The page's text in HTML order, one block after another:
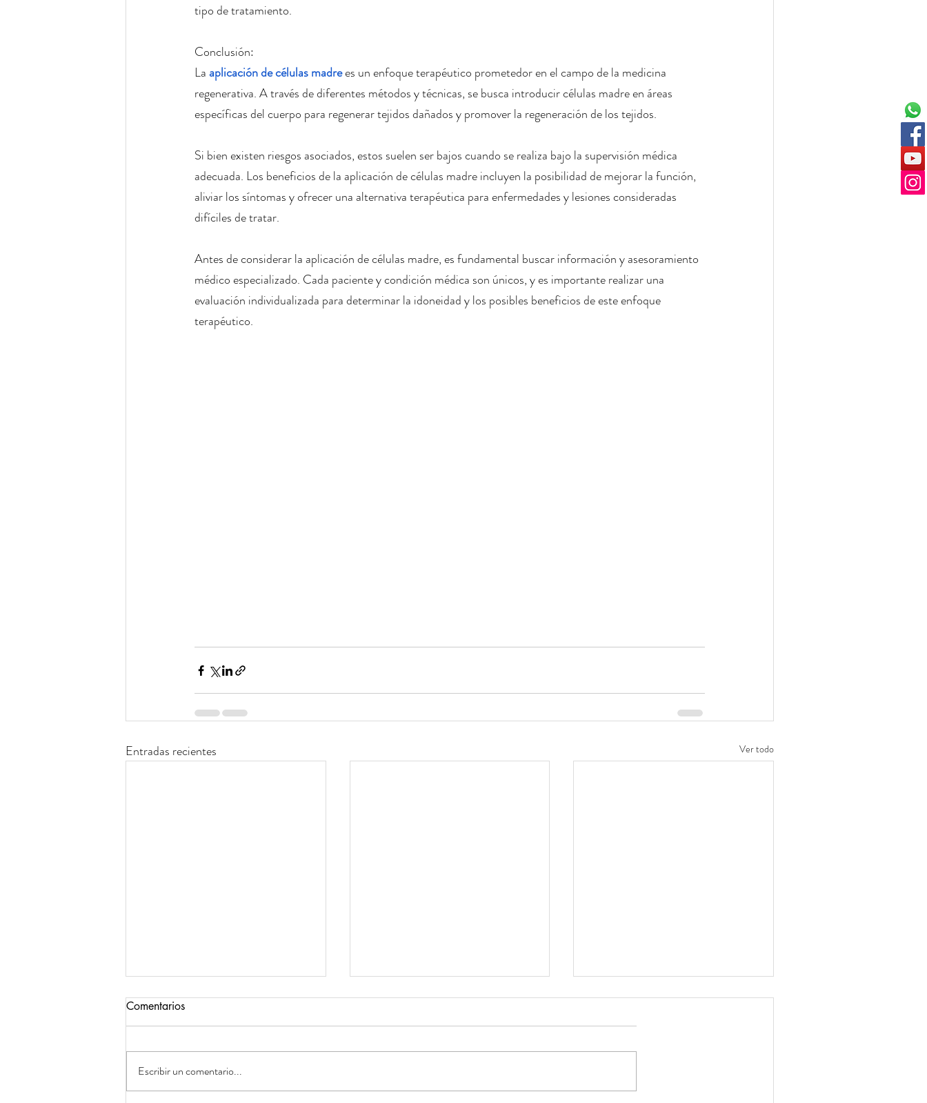
tipo de tratamiento.
Conclusión:
La aplicación de células madre es un enfoque terapéutico prometedor en el campo de la medicina
regenerativa. A través de diferentes métodos y técnicas, se busca introducir células madre en áreas
específicas del cuerpo para regenerar tejidos dañados y promover la regeneración de los tejidos.
Si bien existen riesgos asociados, estos suelen ser bajos cuando se realiza bajo la supervisión médica
adecuada. Los beneficios de la aplicación de células madre incluyen la posibilidad de mejorar la función,
aliviar los síntomas y ofrecer una alternativa terapéutica para enfermedades y lesiones consideradas
difíciles de tratar.
Antes de considerar la aplicación de células madre, es fundamental buscar información y asesoramiento
médico especializado. Cada paciente y condición médica son únicos, y es importante realizar una
evaluación individualizada para determinar la idoneidad y los posibles beneficios de este enfoque
terapéutico.
Entradas recientes Ver todo
Comentarios
Escribir un comentario...